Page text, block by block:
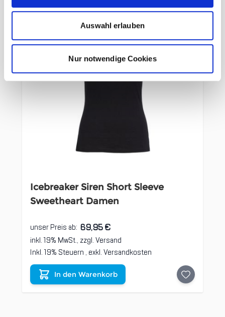
Auswahl erlauben
Nur notwendige Cookies
Icebreaker Siren Short Sleeve
Sweetheart Damen
unser Preis ab: 69,95 €
inkl. 19% MwSt., zzgl.Versand
Inkl. 19% Steuern , exkl.Versandkosten
In den Warenkorb